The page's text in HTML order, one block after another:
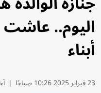
اليوم.. عاشت
أبناء
23 فبراير 2025 10:26 صباحًا |